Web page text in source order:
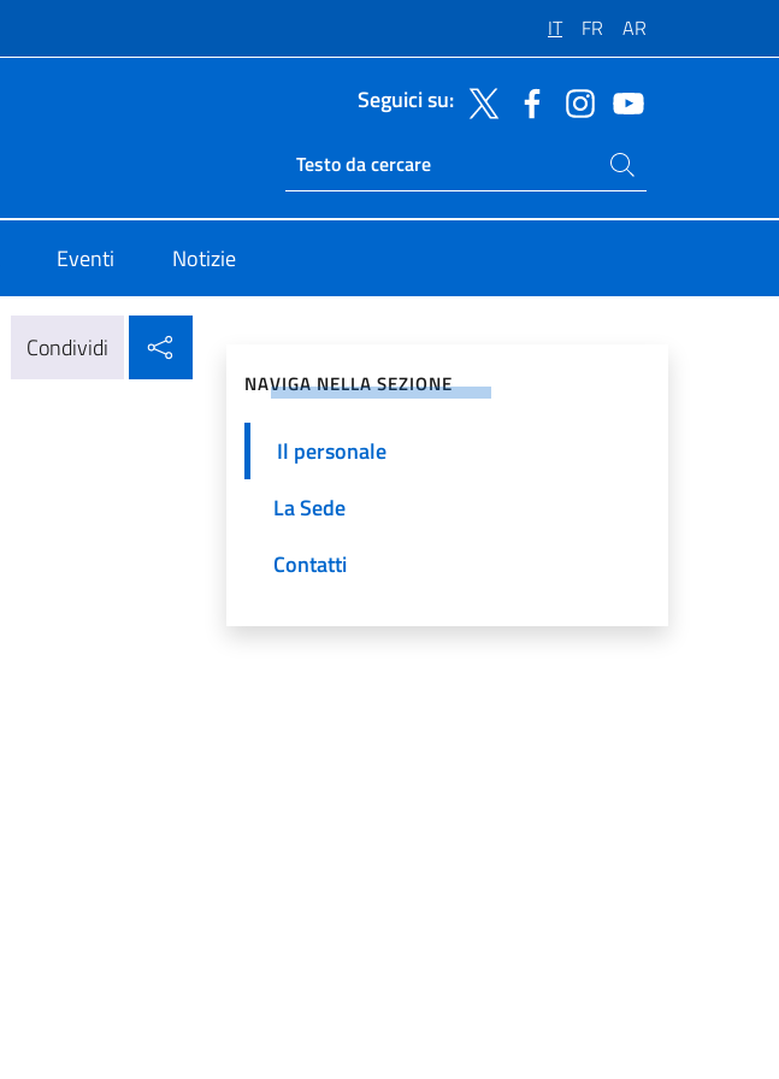
IT FR AR
Seguici su:
Ricerca sito live
Cerca nel sito
Eventi Notizie
Condividi
NAVIGA NELLA SEZIONE
Il personale
La Sede
Contatti